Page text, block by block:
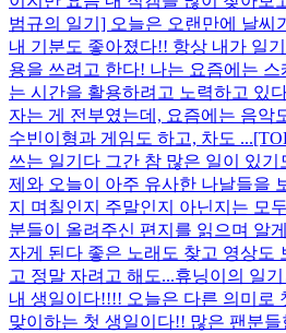
범규의 일기] 오늘은 오랜만에 날씨
내 기분도 좋아졌다!! 항상 내가 일
용을 쓰려고 한다! 나는 요즘에는 스
는 시간을 활용하려고 노력하고 있
자는 게 전부였는데, 요즘에는 음악
수빈이형과 게임도 하고, 차도 ...
쓰는 일기다 그간 참 많은 일이 있기
제와 오늘이 아주 유사한 나날들을
지 며칠인지 주말인지 아닌지는 모
분들이 올려주신 편지를 읽으며 알
자게 된다 좋은 노래도 찾고 영상도
고 정말 자려고 해도...휴닝이의 일
내 생일이다!!!! 오늘은 다른 의미로
맞이하는 첫 생일이다!! 많은 팬분